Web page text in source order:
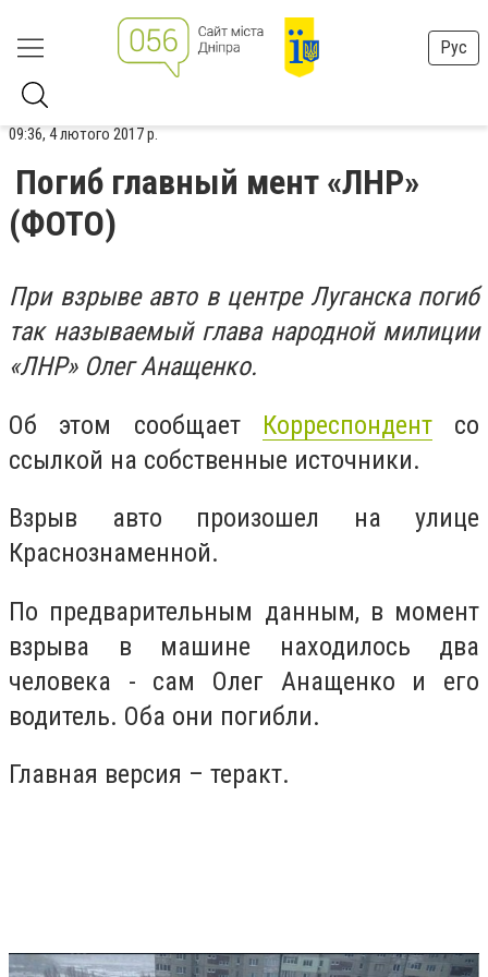
Рус
09:36, 4 лютого 2017 р.
Погиб главный мент «ЛНР»
(ФОТО)
При взрыве авто в центре Луганска погиб
так называемый глава народной милиции
«ЛНР» Олег Анащенко.
Об этом сообщает Корреспондентсо
ссылкой на собственные источники.
Взрыв авто произошел на улице
Краснознаменной.
По предварительным данным, в момент
взрыва в машине находилось два
человека - сам Олег Анащенко и его
водитель. Оба они погибли.
Главная версия – теракт.